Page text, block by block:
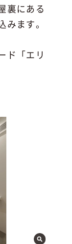
裏にある
ます。
ド「エリ